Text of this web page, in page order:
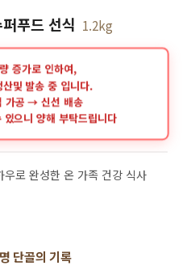
푸드 선식 1.2kg
로 완성한 온 가족 건강 식사
단골의 기록